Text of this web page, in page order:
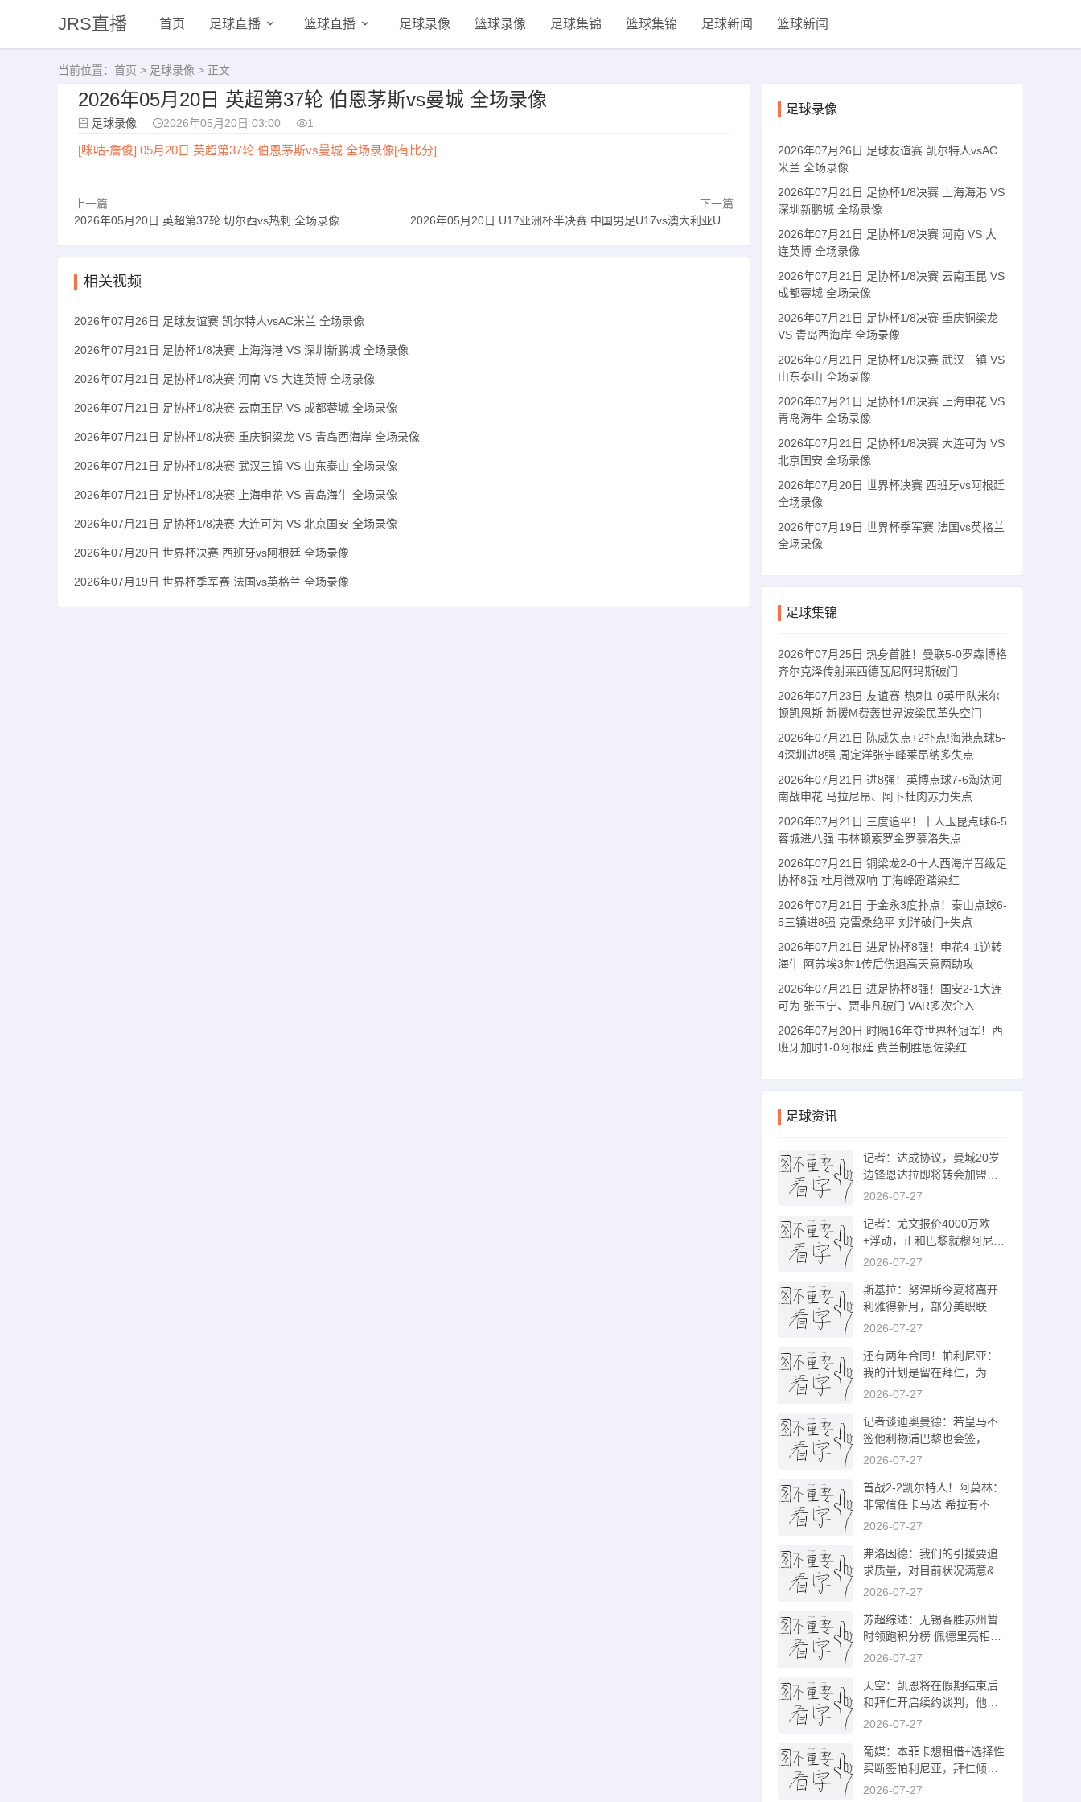
JRS直播 首页 足球直播 篮球直播 足球录像 篮球录像 足球集锦 篮球集锦 足球新闻 篮球新闻
当前位置： 首页 > 足球录像 > 正文
2026年05月20日 英超第37轮 伯恩茅斯vs曼城 全场录像
足球录像 2026年05月20日 03:00 1
[咪咕-詹俊] 05月20日 英超第37轮 伯恩茅斯vs曼城 全场录像[有比分]
上一篇
2026年05月20日 英超第37轮 切尔西vs热刺 全场录像
下一篇
2026年05月20日 U17亚洲杯半决赛 中国男足U17vs澳大利亚U17 全场录像
相关视频
2026年07月26日 足球友谊赛 凯尔特人vsAC米兰 全场录像
2026年07月21日 足协杯1/8决赛 上海海港 VS 深圳新鹏城 全场录像
2026年07月21日 足协杯1/8决赛 河南 VS 大连英博 全场录像
2026年07月21日 足协杯1/8决赛 云南玉昆 VS 成都蓉城 全场录像
2026年07月21日 足协杯1/8决赛 重庆铜梁龙 VS 青岛西海岸 全场录像
2026年07月21日 足协杯1/8决赛 武汉三镇 VS 山东泰山 全场录像
2026年07月21日 足协杯1/8决赛 上海申花 VS 青岛海牛 全场录像
2026年07月21日 足协杯1/8决赛 大连可为 VS 北京国安 全场录像
2026年07月20日 世界杯决赛 西班牙vs阿根廷 全场录像
2026年07月19日 世界杯季军赛 法国vs英格兰 全场录像
足球录像
2026年07月26日 足球友谊赛 凯尔特人vsAC
米兰 全场录像
2026年07月21日 足协杯1/8决赛 上海海港 VS
深圳新鹏城 全场录像
2026年07月21日 足协杯1/8决赛 河南 VS 大
连英博 全场录像
2026年07月21日 足协杯1/8决赛 云南玉昆 VS
成都蓉城 全场录像
2026年07月21日 足协杯1/8决赛 重庆铜梁龙
VS 青岛西海岸 全场录像
2026年07月21日 足协杯1/8决赛 武汉三镇 VS
山东泰山 全场录像
2026年07月21日 足协杯1/8决赛 上海申花 VS
青岛海牛 全场录像
2026年07月21日 足协杯1/8决赛 大连可为 VS
北京国安 全场录像
2026年07月20日 世界杯决赛 西班牙vs阿根廷
全场录像
2026年07月19日 世界杯季军赛 法国vs英格兰
全场录像
足球集锦
2026年07月25日 热身首胜！曼联5-0罗森博格
齐尔克泽传射莱西德瓦尼阿玛斯破门
2026年07月23日 友谊赛-热刺1-0英甲队米尔
顿凯恩斯 新援M费轰世界波梁民革失空门
2026年07月21日 陈威失点+2扑点!海港点球5-
4深圳进8强 周定洋张宇峰莱昂纳多失点
2026年07月21日 进8强！英博点球7-6淘汰河
南战申花 马拉尼昂、阿卜杜肉苏力失点
2026年07月21日 三度追平！十人玉昆点球6-5
蓉城进八强 韦林顿索罗金罗慕洛失点
2026年07月21日 铜梁龙2-0十人西海岸晋级足
协杯8强 杜月徵双响 丁海峰蹬踏染红
2026年07月21日 于金永3度扑点！泰山点球6-
5三镇进8强 克雷桑绝平 刘洋破门+失点
2026年07月21日 进足协杯8强！申花4-1逆转
海牛 阿苏埃3射1传后伤退高天意两助攻
2026年07月21日 进足协杯8强！国安2-1大连
可为 张玉宁、贾非凡破门 VAR多次介入
2026年07月20日 时隔16年夺世界杯冠军！西
班牙加时1-0阿根廷 费兰制胜恩佐染红
足球资讯
记者：达成协议，曼城20岁
边锋恩达拉即将转会加盟布
鲁日
2026-07-27
记者：尤文报价4000万欧
+浮动，正和巴黎就穆阿尼转
会深入谈判
2026-07-27
斯基拉：努涅斯今夏将离开
利雅得新月，部分美职联和
土超球队有意
2026-07-27
还有两年合同！帕利尼亚：
我的计划是留在拜仁，为位
置而战
2026-07-27
记者谈迪奥曼德：若皇马不
签他利物浦巴黎也会签，但
他不值1亿欧
2026-07-27
首战2-2凯尔特人！阿莫林：
非常信任卡马达 希拉有不适
但问题不大
2026-07-27
弗洛因德：我们的引援要追
求质量，对目前状况满意&不
会有大变动
2026-07-27
苏超综述：无锡客胜苏州暂
时领跑积分榜 佩德里亮相苏
超并开球
2026-07-27
天空：凯恩将在假期结束后
和拜仁开启续约谈判，他对
现状很放松
2026-07-27
葡媒：本菲卡想租借+选择性
买断签帕利尼亚，拜仁倾向
强制性买断
2026-07-27